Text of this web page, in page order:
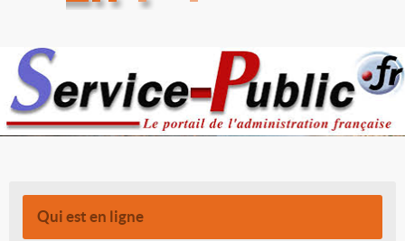
Qui est en ligne